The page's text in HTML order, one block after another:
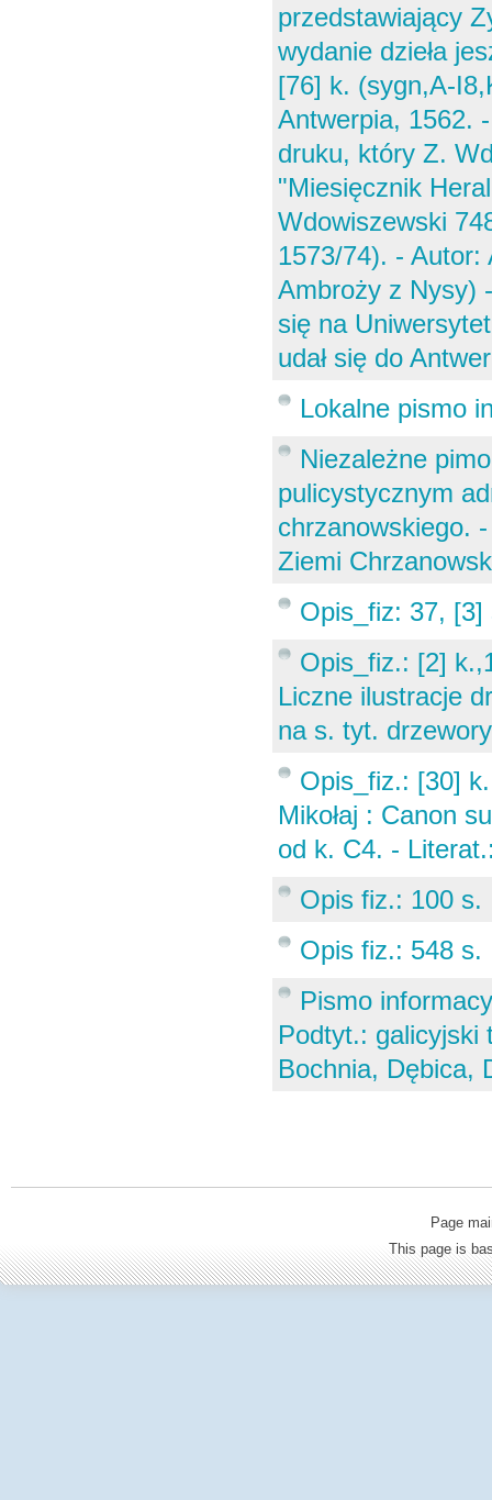
przedstawiający
wydanie dzieła
[76] k. (sygn,A-
Antwerpia, 1562.
druku, który Z.
"Miesięcznik
Wdowiszewski
1573/74). - Autor:
Ambroży z Nysy)
się na
udał się do
Lokalne pismo
Niezależne
pulicystycznym
chrzanowskiego.
Ziemi
Opis_fiz: 37,
Opis_fiz.: [2]
Liczne ilustracje
na s. tyt.
Opis_fiz.: [30]
Mikołaj : Canon
od k. C4. -
Opis fiz.: 100 s.
Opis fiz.: 548
Pismo
Podtyt.: galicyjski
Bochnia, Dębica,
Page
This page is